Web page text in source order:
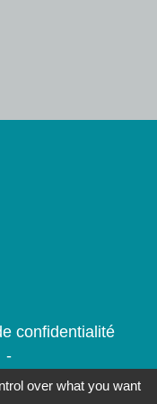
confidentialité
-
over what you want